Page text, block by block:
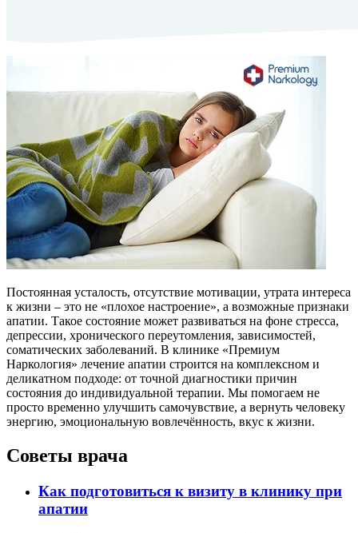
Постоянная усталость, отсутствие мотивации, утрата интереса
к жизни – это не «плохое настроение», а возможные признаки
апатии. Такое состояние может развиваться на фоне стресса,
депрессии, хронического переутомления, зависимостей,
соматических заболеваний. В клинике «Премиум
Наркология» лечение апатии строится на комплексном и
деликатном подходе: от точной диагностики причин
состояния до индивидуальной терапии. Мы помогаем не
просто временно улучшить самочувствие, а вернуть человеку
энергию, эмоциональную вовлечённость, вкус к жизни.
Советы врача
Как подготовиться к визиту в клинику при
апатии